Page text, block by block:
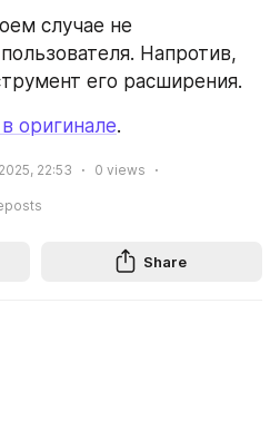
случае не
Напротив,
его расширения.
оригинале.
22:53 0 views
Share